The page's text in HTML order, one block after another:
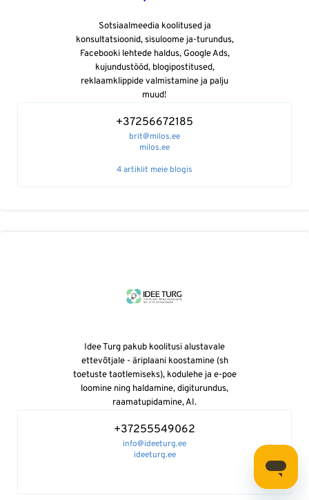
Sotsiaalmeedia koolitused ja
konsultatsioonid, sisuloome ja-turundus,
Facebooki lehtede haldus, Google Ads,
kujundustööd, blogipostitused,
reklaamklippide valmistamine ja palju
muud!
+37256672185
brit@milos.ee
milos.ee
4 artiklit meie blogis
Idee Turg pakub koolitusi alustavale
ettevõtjale - äriplaani koostamine (sh
toetuste taotlemiseks), kodulehe ja e-poe
loomine ning haldamine, digiturundus,
raamatupidamine, AI.
+37255549062
info@ideeturg.ee
ideeturg.ee